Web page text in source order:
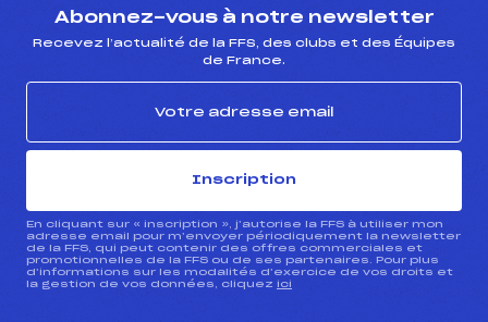
Abonnez-vous à notre newsletter
Recevez l’actualité de la FFS, des clubs et des Équipes
de France.
Inscription
En cliquant sur « inscription », j’autorise la FFS à utiliser mon
adresse email pour m’envoyer périodiquement la newsletter
de la FFS, qui peut contenir des offres commerciales et
promotionnelles de la FFS ou de ses partenaires. Pour plus
d’informations sur les modalités d’exercice de vos droits et
la gestion de vos données, cliquez ici